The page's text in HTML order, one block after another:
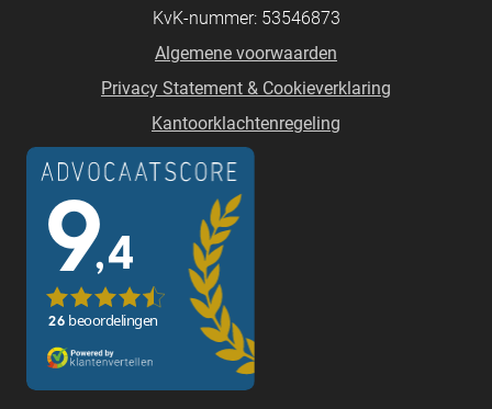
KvK-nummer: 53546873
Algemene voorwaarden
Privacy Statement & Cookieverklaring
Kantoorklachtenregeling